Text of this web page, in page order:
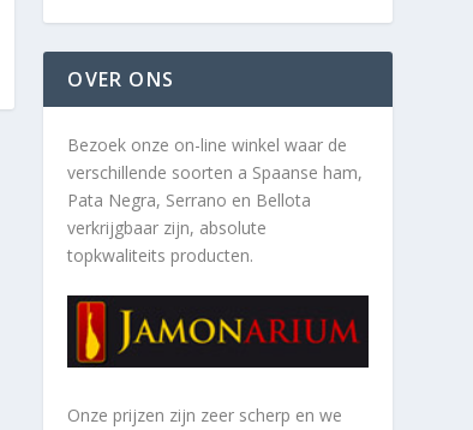
OVER ONS
Bezoek onze on-line winkel waar de
verschillende soorten a Spaanse ham,
Pata Negra, Serrano en Bellota
verkrijgbaar zijn, absolute
topkwaliteits producten.
Onze prijzen zijn zeer scherp en we